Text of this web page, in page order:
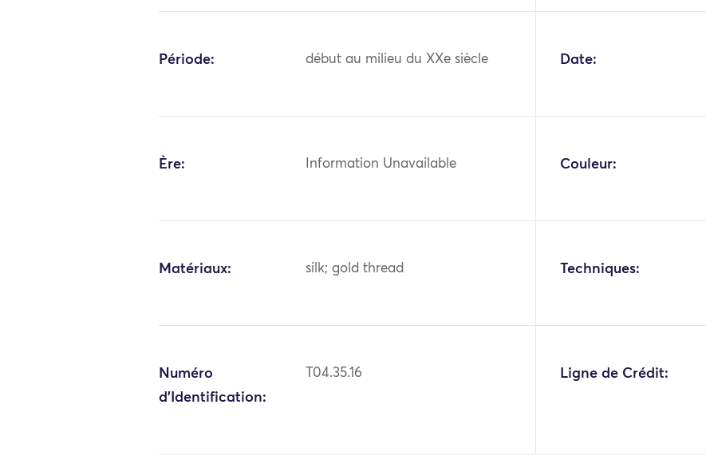
Période: début au milieu du XXe siècle Date:
Ère: Information Unavailable Couleur:
Matériaux: silk; gold thread Techniques:
Numéro
d'Identification:
T04.35.16 Ligne de Crédit: